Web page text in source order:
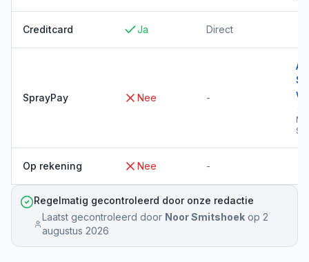
Creditcard Ja Direct
SprayPay Nee -
→
Op rekening Nee -
Regelmatig gecontroleerd door onze redactie
Laatst gecontroleerd door Noor Smitshoekop 2
augustus 2026